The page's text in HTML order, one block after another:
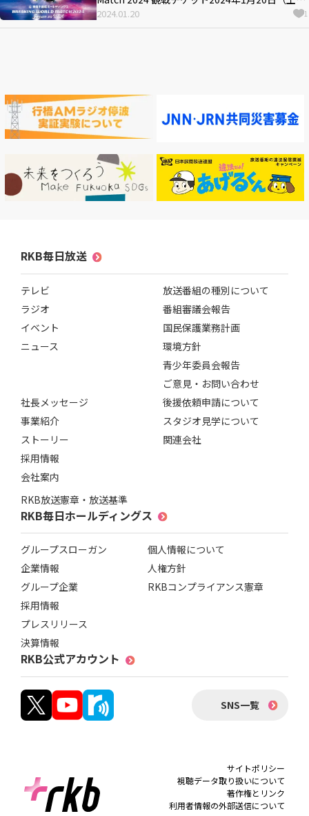
から一般発売
2024.01.20 1
RKB毎日放送
テレビ
ラジオ
イベント
ニュース
社長メッセージ
事業紹介
ストーリー
採用情報
会社案内
RKB放送憲章・放送基準
放送番組の種別について
番組審議会報告
国民保護業務計画
環境方針
青少年委員会報告
ご意見・お問い合わせ
後援依頼申請について
スタジオ見学について
関連会社
RKB毎日ホールディングス
グループスローガン
企業情報
グループ企業
採用情報
プレスリリース
決算情報
個人情報について
人権方針
RKBコンプライアンス憲章
RKB公式アカウント
SNS一覧
サイトポリシー
視聴データ取り扱いについて
著作権とリンク
利用者情報の外部送信について